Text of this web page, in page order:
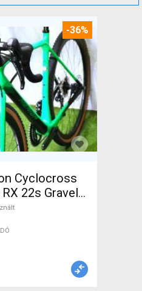
-36%
Cyclocross
22s Gravel /
ELADÓ